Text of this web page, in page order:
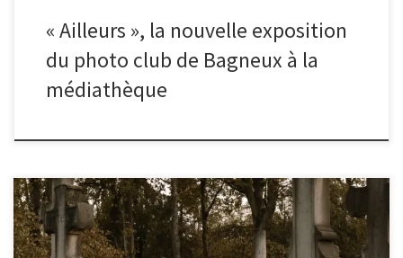
« Ailleurs », la nouvelle exposition
du photo club de Bagneux à la
médiathèque